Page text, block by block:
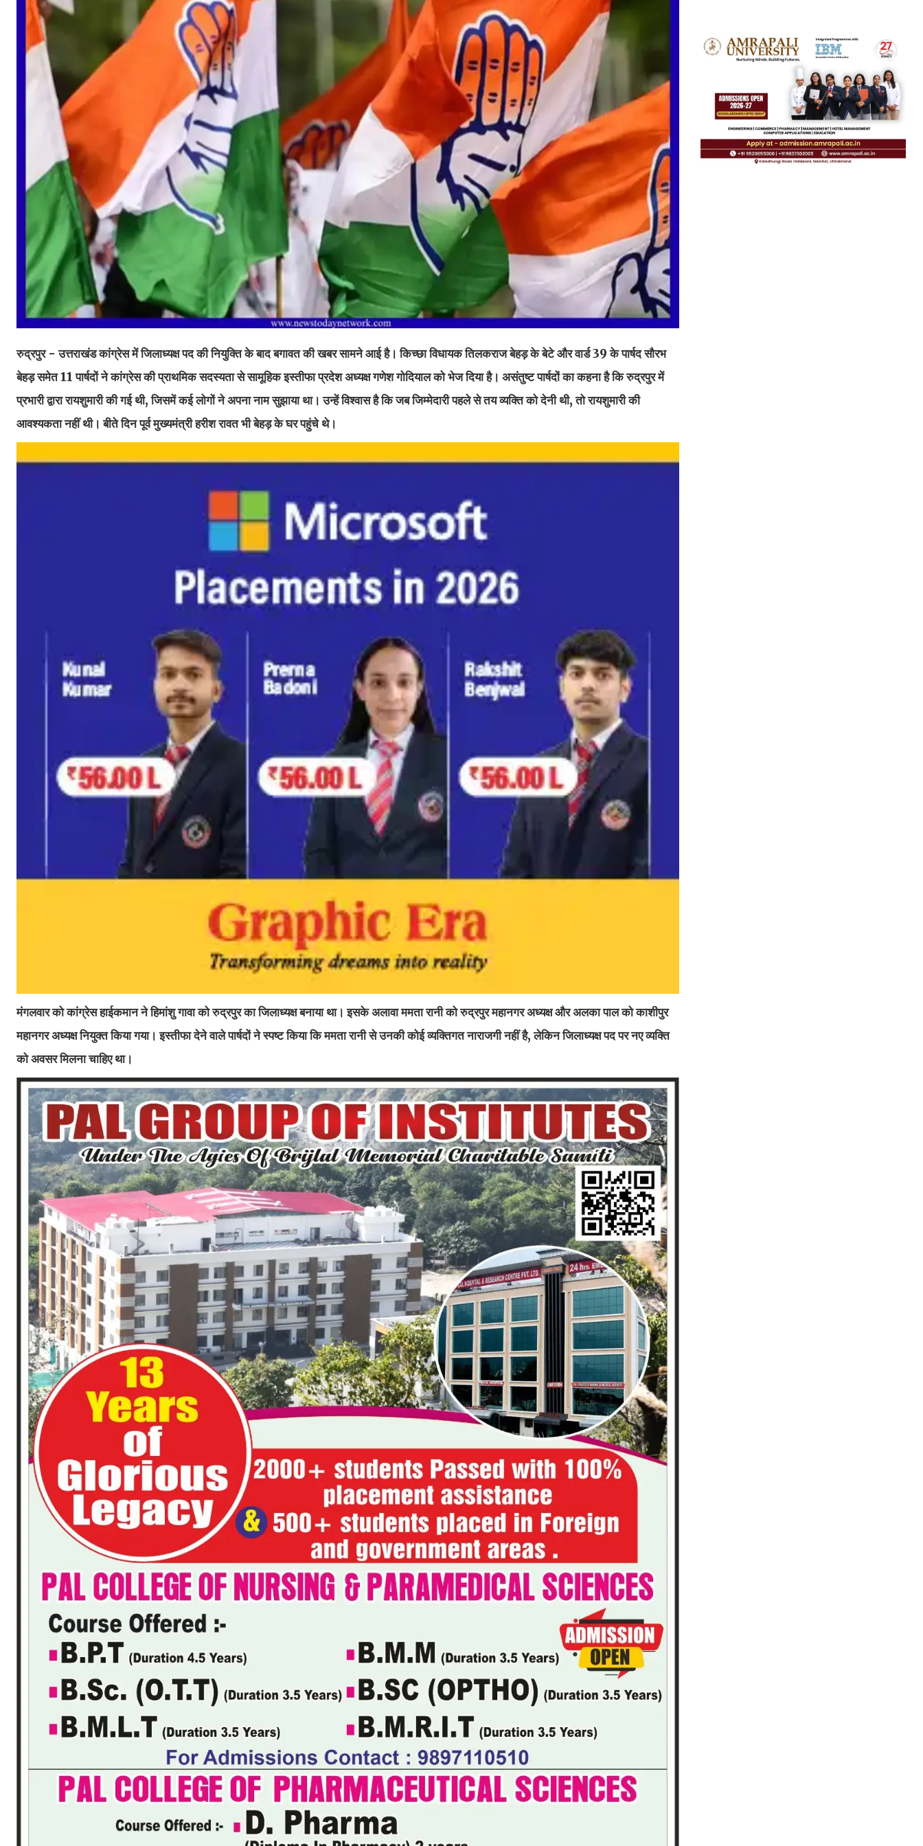
रुद्रपुर - उत्तराखंड कांग्रेस में जिलाध्यक्ष पद की नियुक्ति के बाद बगावत की खबर सामने आई है। किच्छा विधायक तिलकराज बेहड़ के बेटे और वार्ड 39 के पार्षद सौरभ
बेहड़ समेत 11 पार्षदों ने कांग्रेस की प्राथमिक सदस्यता से सामूहिक इस्तीफा प्रदेश अध्यक्ष गणेश गोदियाल को भेज दिया है। असंतुष्ट पार्षदों का कहना है कि रुद्रपुर में
प्रभारी द्वारा रायशुमारी की गई थी, जिसमें कई लोगों ने अपना नाम सुझाया था। उन्हें विश्वास है कि जब जिम्मेदारी पहले से तय व्यक्ति को देनी थी, तो रायशुमारी की
आवश्यकता नहीं थी। बीते दिन पूर्व मुख्यमंत्री हरीश रावत भी बेहड़ के घर पहुंचे थे।
मंगलवार को कांग्रेस हाईकमान ने हिमांशु गावा को रुद्रपुर का जिलाध्यक्ष बनाया था। इसके अलावा ममता रानी को रुद्रपुर महानगर अध्यक्ष और अलका पाल को काशीपुर
महानगर अध्यक्ष नियुक्त किया गया। इस्तीफा देने वाले पार्षदों ने स्पष्ट किया कि ममता रानी से उनकी कोई व्यक्तिगत नाराजगी नहीं है, लेकिन जिलाध्यक्ष पद पर नए व्यक्ति
को अवसर मिलना चाहिए था।